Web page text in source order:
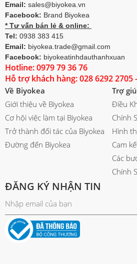
Email: sales@biyokea.vn
Facebook: Brand Biyokea
* Tư vấn bán lẻ & online:
Tel: 0938 383 415
Email: biyokea.trade@gmail.com
Facebook: biyokeatinhdauthanhxuan
Hotline: 0979 79 36 76
Hỗ trợ khách hàng: 028 6292 2705
Về Biyokea
Giới thiệu về Biyokea
Cơ hội việc làm tại Biyokea
Trở thành đối tác của Biyokea
Đường đến Biyokea
Trợ
Điều
Chính
Hình
Cam
Các
Chính
ĐĂNG KÝ NHẬN TIN